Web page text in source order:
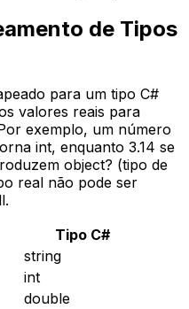
de Tipos
para um tipo C#
valores reais para
exemplo, um número
int, enquanto 3.14 se
object? (tipo de
real não pode ser
Tipo C#
string
int
double